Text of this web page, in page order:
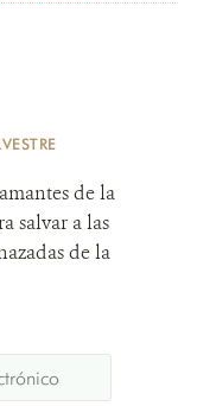
de la
salvar a las
de la